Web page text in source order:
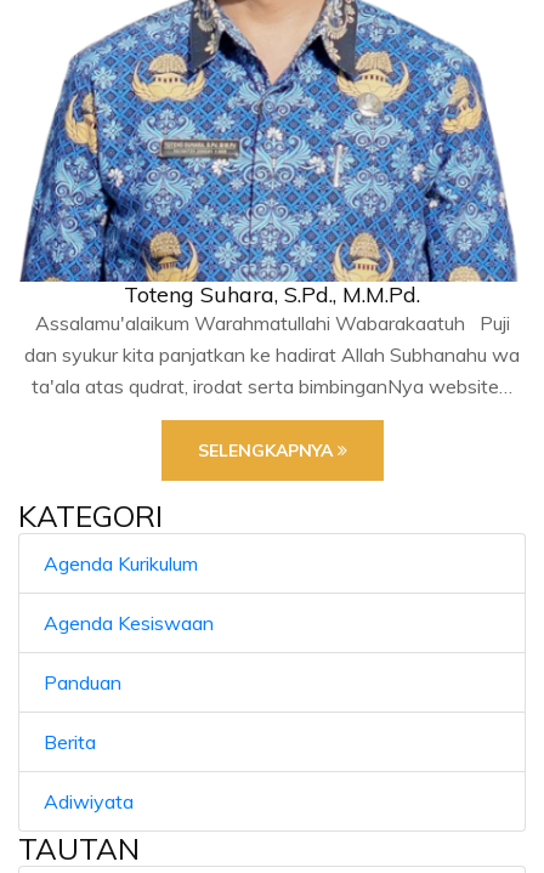
Toteng Suhara, S.Pd., M.M.Pd.
Assalamu'alaikum Warahmatullahi Wabarakaatuh Puji
dan syukur kita panjatkan ke hadirat Allah Subhanahu wa
ta'ala atas qudrat, irodat serta bimbinganNya website…
SELENGKAPNYA
KATEGORI
Agenda Kurikulum
Agenda Kesiswaan
Panduan
Berita
Adiwiyata
TAUTAN